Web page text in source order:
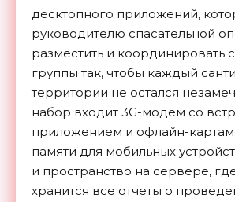
десктопного приложений,
руководителю спасательной
разместить и координировать
группы так, чтобы каждый
территории не остался
набор входит 3G-модем со
приложением и офлайн-
памяти для мобильных
и пространство на сервере,
хранится все отчеты о